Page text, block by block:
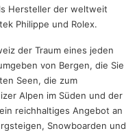
Hersteller der weltweit
Philippe und Rolex.
der Traum eines jeden
von Bergen, die Sie
Seen, die zum
Alpen im Süden und der
reichhaltiges Angebot an
Snowboarden und